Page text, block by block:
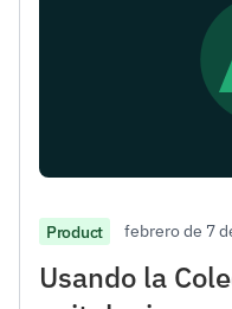
Product febrero de 7
Usando la